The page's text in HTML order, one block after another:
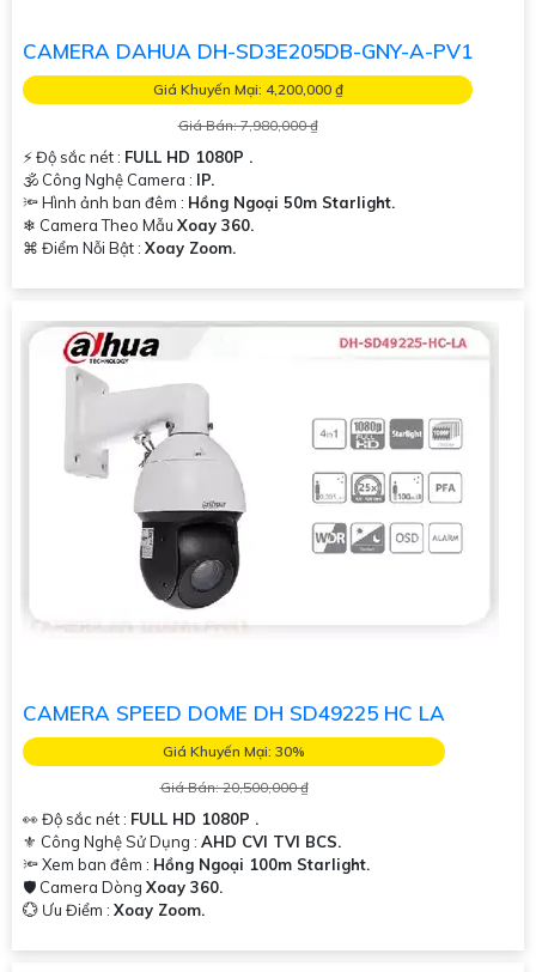
CAMERA DAHUA DH-SD3E205DB-GNY-A-PV1
Giá Khuyến Mại: 4,200,000 ₫
Giá Bán: 7,980,000 ₫
️⚡ Độ sắc nét : FULL HD 1080P .
🕉️ Công Nghệ Camera : IP.
🔦 Hình ảnh ban đêm : Hồng Ngoại 50m Starlight.
❄ Camera Theo Mẫu Xoay 360.
️⌘ Điểm Nỗi Bật : Xoay Zoom.
CAMERA SPEED DOME DH SD49225 HC LA
Giá Khuyến Mại: 30%
Giá Bán: 20,500,000 ₫
👀 Độ sắc nét : FULL HD 1080P .
⚜️ Công Nghệ Sử Dụng : AHD CVI TVI BCS.
🔦 Xem ban đêm : Hồng Ngoại 100m Starlight.
🛡 Camera Dòng Xoay 360.
️💮 Ưu Điểm : Xoay Zoom.